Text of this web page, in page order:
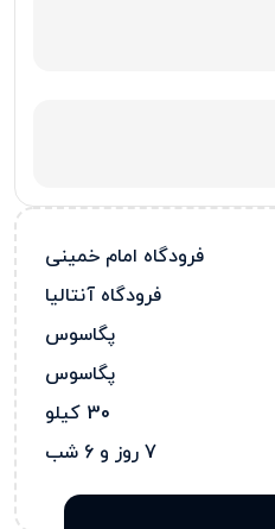
فرودگاه امام خمینی
فرودگاه آنتالیا
پگاسوس
پگاسوس
30 کیلو
7 روز و 6 شب